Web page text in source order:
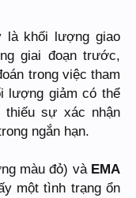
là khối lượng giao
giai đoạn trước,
trong việc tham
lượng giảm có thể
thiếu sự xác nhận
ngắn hạn.
màu đỏ) và EMA
một tình trạng ổn